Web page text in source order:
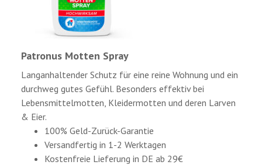
Patronus Motten Spray
Langanhaltender Schutz für eine reine Wohnung und ein
durchweg gutes Gefühl. Besonders effektiv bei
Lebensmittelmotten, Kleidermotten und deren Larven
& Eier.
100% Geld-Zurück-Garantie
Versandfertig in 1-2 Werktagen
Kostenfreie Lieferung in DE ab 29€